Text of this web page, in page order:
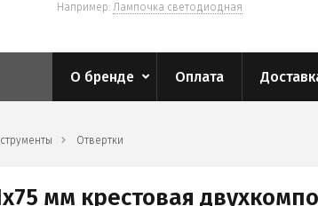
Например: Лампочка светодиодная
О бренде Оплата
Отвертки
мм крестовая